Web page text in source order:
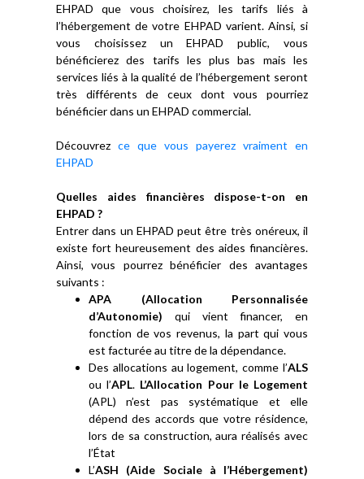
EHPAD que vous choisirez, les tarifs liés à
l’hébergement de votre EHPAD varient. Ainsi, si
vous choisissez un EHPAD public, vous
bénéficierez des tarifs les plus bas mais les
services liés à la qualité de l’hébergement seront
très différents de ceux dont vous pourriez
bénéficier dans un EHPAD commercial.
Découvrez ce que vous payerez vraiment en
EHPAD
Quelles aides financières dispose-t-on en
EHPAD ?
Entrer dans un EHPAD peut être très onéreux, il
existe fort heureusement des aides financières.
Ainsi, vous pourrez bénéficier des avantages
suivants :
APA (Allocation Personnalisée
d’Autonomie) qui vient financer, en
fonction de vos revenus, la part qui vous
est facturée au titre de la dépendance.
Des allocations au logement, comme l’ALS
ou l’APL. L’Allocation Pour le Logement
(APL) n’est pas systématique et elle
dépend des accords que votre résidence,
lors de sa construction, aura réalisés avec
l’État
L’ASH (Aide Sociale à l’Hébergement)